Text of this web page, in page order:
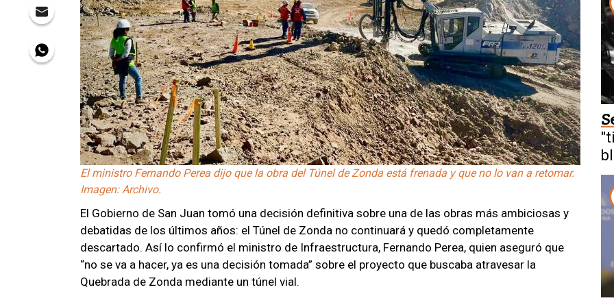
El ministro Fernando Perea dijo que la obra del Túnel de Zonda está frenada y que no lo van a retomar.
Imagen: Archivo.
El Gobierno de San Juan tomó una decisión definitiva sobre una de las obras más ambiciosas y
debatidas de los últimos años: el Túnel de Zonda no continuará y quedó completamente
descartado. Así lo confirmó el ministro de Infraestructura, Fernando Perea, quien aseguró que
“no se va a hacer, ya es una decisión tomada” sobre el proyecto que buscaba atravesar la
Quebrada de Zonda mediante un túnel vial.